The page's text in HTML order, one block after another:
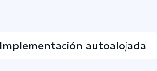
Implementación autoalojada